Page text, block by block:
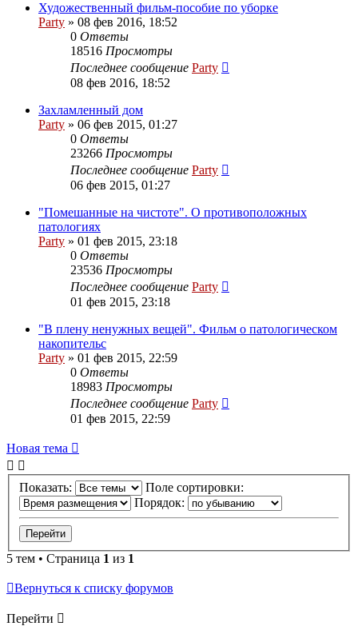
Художественный фильм-пособие по уборке
Party » 08 фев 2016, 18:52
0 Ответы
18516 Просмотры
Последнее сообщение Party
08 фев 2016, 18:52
Захламленный дом
Party » 06 фев 2015, 01:27
0 Ответы
23266 Просмотры
Последнее сообщение Party
06 фев 2015, 01:27
"Помешанные на чистоте". О противоположных
патологиях
Party » 01 фев 2015, 23:18
0 Ответы
23536 Просмотры
Последнее сообщение Party
01 фев 2015, 23:18
"В плену ненужных вещей". Фильм о патологическом
накопительс
Party » 01 фев 2015, 22:59
0 Ответы
18983 Просмотры
Последнее сообщение Party
01 фев 2015, 22:59
Новая
тема
Новая тема
Показать:
Поле сортировки:
Порядок:
5 тем • Страница 1 из 1
Вернуться к списку форумов
Перейти